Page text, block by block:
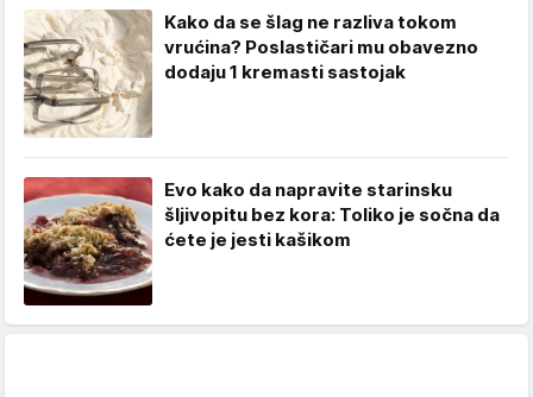
Kako da se šlag ne razliva tokom
vrućina? Poslastičari mu obavezno
dodaju 1 kremasti sastojak
Evo kako da napravite starinsku
šljivopitu bez kora: Toliko je sočna da
ćete je jesti kašikom